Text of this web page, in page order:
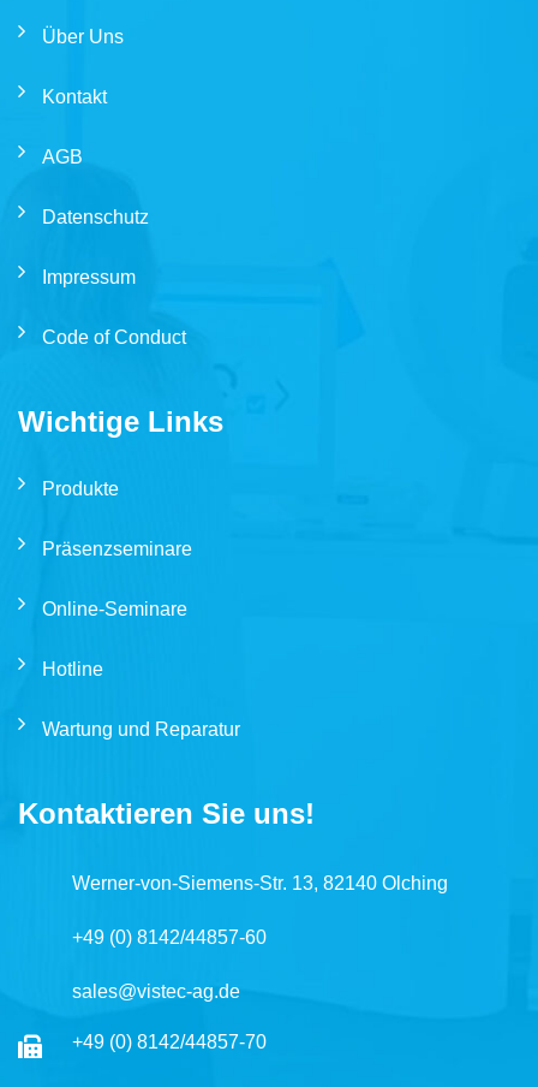
Über Uns
Kontakt
AGB
Datenschutz
Impressum
Code of Conduct
Wichtige Links
Produkte
Präsenzseminare
Online-Seminare
Hotline
Wartung und Reparatur
Kontaktieren Sie uns!
Werner-von-Siemens-Str. 13, 82140 Olching
+49 (0) 8142/44857-60
sales@vistec-ag.de
+49 (0) 8142/44857-70